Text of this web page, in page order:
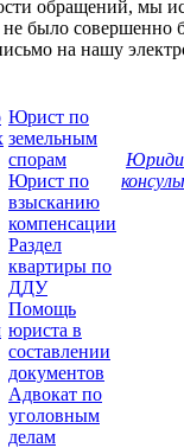
обращений, мы
было совершенно
на нашу
Юрист по
земельным
спорам
Юрист по
взысканию
компенсации
Раздел
квартиры по
ДДУ
Помощь
юриста в
составлении
документов
Адвокат по
уголовным
делам